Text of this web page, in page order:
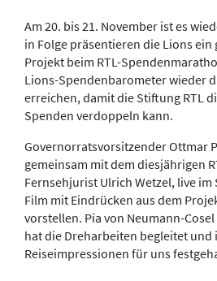
Am 20. bis 21. November ist es
in Folge präsentieren die Lions ein
Projekt beim RTL-
Lions-Spendenbarometer wieder
erreichen, damit die Stiftung RTL
Spenden verdoppeln kann.
Governorratsvorsitzender Ottmar
gemeinsam mit dem diesjährigen
Fernsehjurist Ulrich Wetzel, live
Film mit Eindrücken aus dem
vorstellen. Pia von Neumann-
hat die Dreharbeiten begleitet und
Reiseimpressionen für uns